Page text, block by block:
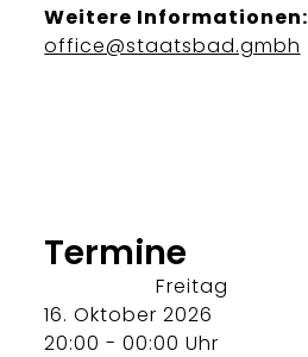
Weitere Informationen:
office@staatsbad.gmbh
Termine
Freitag
16. Oktober 2026
20:00 - 00:00 Uhr